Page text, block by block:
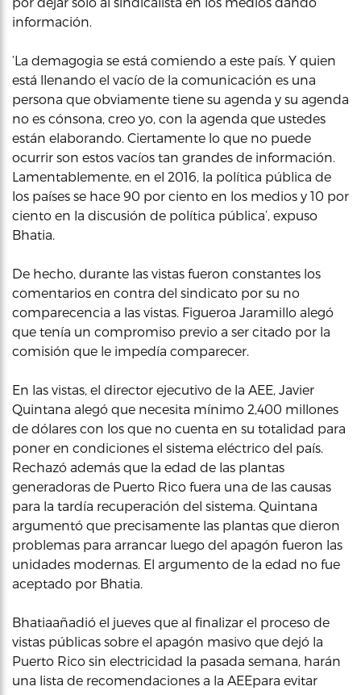
información.
‘La demagogia se está comiendo a este país. Y quien
está llenando el vacío de la comunicación es una
persona que obviamente tiene su agenda y su agenda
no es cónsona, creo yo, con la agenda que ustedes
están elaborando. Ciertamente lo que no puede
ocurrir son estos vacíos tan grandes de información.
Lamentablemente, en el 2016, la política pública de
los países se hace 90 por ciento en los medios y 10 por
ciento en la discusión de política pública’, expuso
Bhatia.
De hecho, durante las vistas fueron constantes los
comentarios en contra del sindicato por su no
comparecencia a las vistas. Figueroa Jaramillo alegó
que tenía un compromiso previo a ser citado por la
comisión que le impedía comparecer.
En las vistas, el director ejecutivo de la AEE, Javier
Quintana alegó que necesita mínimo 2,400 millones
de dólares con los que no cuenta en su totalidad para
poner en condiciones el sistema eléctrico del país.
Rechazó además que la edad de las plantas
generadoras de Puerto Rico fuera una de las causas
para la tardía recuperación del sistema. Quintana
argumentó que precisamente las plantas que dieron
problemas para arrancar luego del apagón fueron las
unidades modernas. El argumento de la edad no fue
aceptado por Bhatia.
Bhatiaañadió el jueves que al finalizar el proceso de
vistas públicas sobre el apagón masivo que dejó la
Puerto Rico sin electricidad la pasada semana, harán
una lista de recomendaciones a la AEEpara evitar